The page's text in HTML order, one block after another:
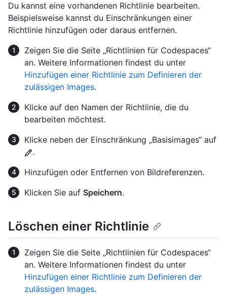
Du kannst eine vorhandenen Richtlinie bearbeiten.
Beispielsweise kannst du Einschränkungen einer
Richtlinie hinzufügen oder daraus entfernen.
Zeigen Sie die Seite „Richtlinien für Codespaces“
an. Weitere Informationen findest du unter
Hinzufügen einer Richtlinie zum Definieren der
zulässigen Images.
Klicke auf den Namen der Richtlinie, die du
bearbeiten möchtest.
Klicke neben der Einschränkung „Basisimages“ auf
.
Hinzufügen oder Entfernen von Bildreferenzen.
Klicken Sie auf Speichern.
Löschen einer Richtlinie
Zeigen Sie die Seite „Richtlinien für Codespaces“
an. Weitere Informationen findest du unter
Hinzufügen einer Richtlinie zum Definieren der
zulässigen Images.